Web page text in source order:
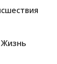
Жизнь